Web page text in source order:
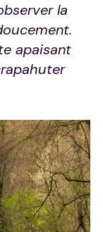
la
apaisant